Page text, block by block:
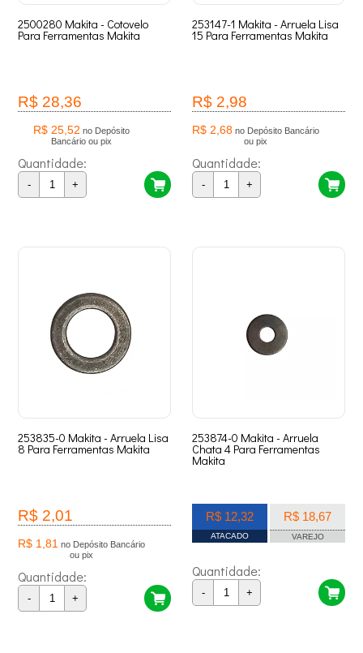
2500280 Makita - Cotovelo
Para Ferramentas Makita
R$ 28,36
R$ 25,52 no Depósito
Bancário ou pix
Quantidade:
- +
253147-1 Makita - Arruela Lisa
15 Para Ferramentas Makita
R$ 2,98
R$ 2,68 no Depósito Bancário
ou pix
Quantidade:
- +
253835-0 Makita - Arruela Lisa
8 Para Ferramentas Makita
R$ 2,01
R$ 1,81 no Depósito Bancário
ou pix
Quantidade:
- +
253874-0 Makita - Arruela
Chata 4 Para Ferramentas
Makita
R$ 12,32
ATACADO
R$ 18,67
VAREJO
Quantidade:
- +